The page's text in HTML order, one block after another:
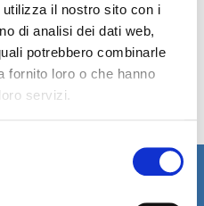
il nostro sito con i
di analisi dei dati web,
potrebbero combinarle
fornito loro o che hanno
servizi.